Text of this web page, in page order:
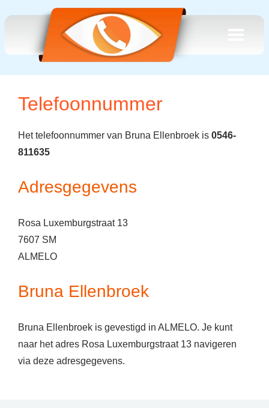
Telefoonnummer
Het telefoonnummer van Bruna Ellenbroek is 0546-
811635
Adresgegevens
Rosa Luxemburgstraat 13
7607 SM
ALMELO
Bruna Ellenbroek
Bruna Ellenbroek is gevestigd in ALMELO. Je kunt
naar het adres Rosa Luxemburgstraat 13 navigeren
via deze adresgegevens.